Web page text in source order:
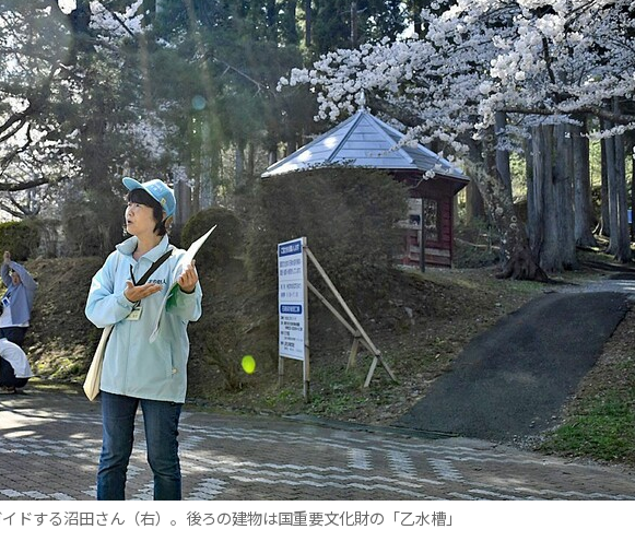
ドする沼田さん（右）。後ろの建物は国重要文化財の「乙水槽」